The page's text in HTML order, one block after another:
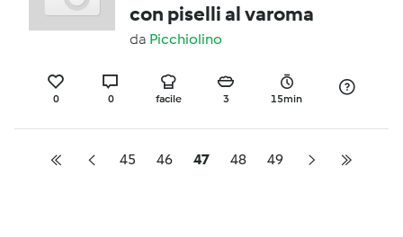
con piselli al varoma
da Picchiolino
0 0 facile 3 15min
45 46 47 48 49